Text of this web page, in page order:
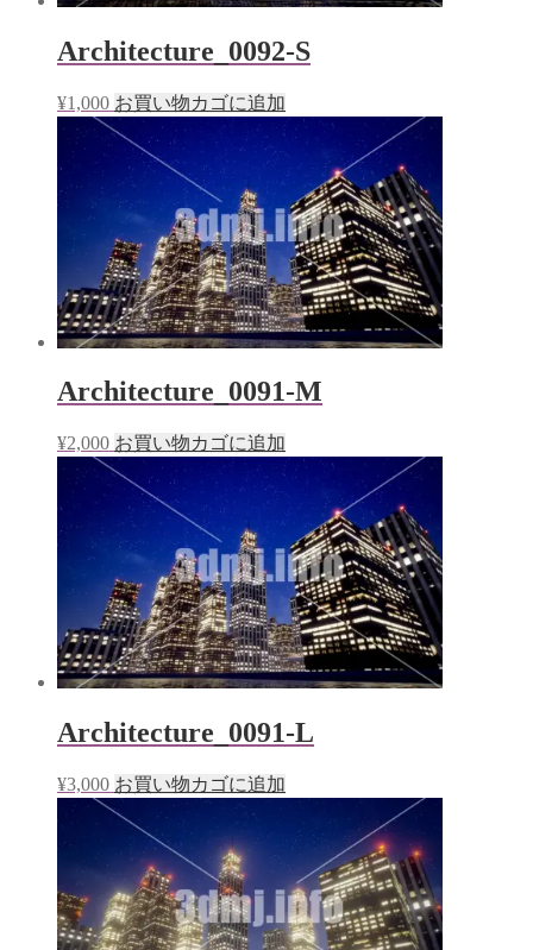
Architecture_0092-S
¥1,000 お買い物カゴに追加
Architecture_0091-M
¥2,000 お買い物カゴに追加
Architecture_0091-L
¥3,000 お買い物カゴに追加